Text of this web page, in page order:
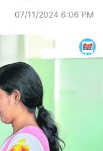
07/11/2024 6:06 PM